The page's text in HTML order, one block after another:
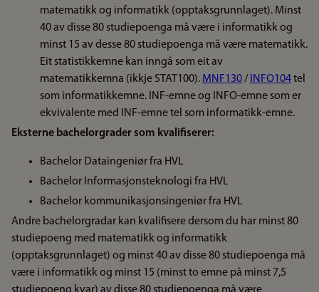
matematikk og informatikk (opptaksgrunnlaget). Minst
40 av disse 80 studiepoenga må være i informatikk og
minst 15 av desse 80 studiepoenga må være matematikk.
Eit statistikkemne kan inngå som eit av
matematikkemna (ikkje STAT100). MNF130/ INFO104tel
som informatikkemne. INF-emne og INFO-emne som er
ekvivalente med INF-emne tel som informatikk-emne.
Eksterne bachelorgrader som kvalifiserer:
Bachelor Dataingeniør fra HVL
Bachelor Informasjonsteknologi fra HVL
Bachelor kommunikasjonsingeniør fra HVL
Andre bachelorgradar kan kvalifisere dersom du har minst 80
studiepoeng med matematikk og informatikk
(opptaksgrunnlaget) og minst 40 av disse 80 studiepoenga må
være i informatikk og minst 15 (minst to emne på minst 7,5